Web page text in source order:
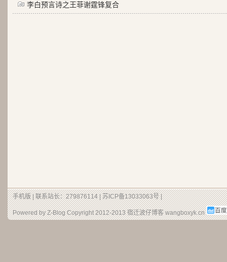
李白预言诗之王菲谢霆锋复合
手机版| 联系站长：279876114 |苏ICP备13033063号|
Powered by Z-Blog Copyright 2012-2013宿迁波仔博客wangboxyk.cn